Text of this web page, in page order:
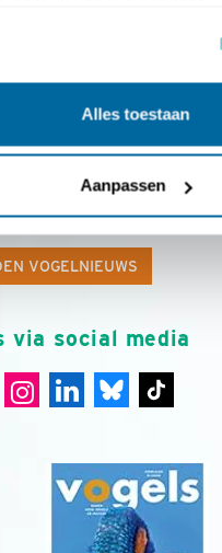
Alles toestaan
Aanpassen
blijven?
en ontvang nieuws, inspiratie,
VOGELNIEUWS
via social media